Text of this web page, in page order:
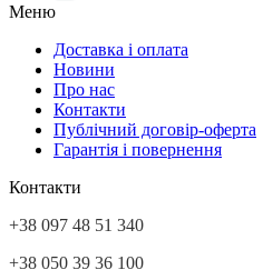
Меню
Доставка і оплата
Новини
Про нас
Контакти
Публічний договір-оферта
Гарантія і повернення
Контакти
+38 097 48 51 340
+38 050 39 36 100